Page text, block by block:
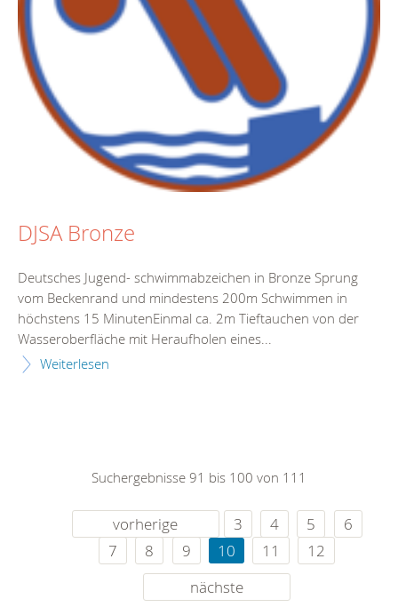
DJSA Bronze
Deutsches Jugend- schwimmabzeichen in Bronze Sprung
vom Beckenrand und mindestens 200m Schwimmen in
höchstens 15 MinutenEinmal ca. 2m Tieftauchen von der
Wasseroberfläche mit Heraufholen eines...
Weiterlesen
Suchergebnisse 91 bis 100 von 111
vorherige 3 4 5
6
7
8 9 10 11
12
nächste